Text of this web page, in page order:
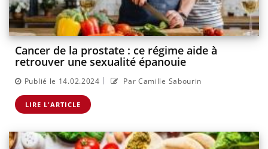
Cancer de la prostate : ce régime aide à
retrouver une sexualité épanouie
Publié le 14.02.2024 | Par Camille Sabourin
LIRE L'ARTICLE